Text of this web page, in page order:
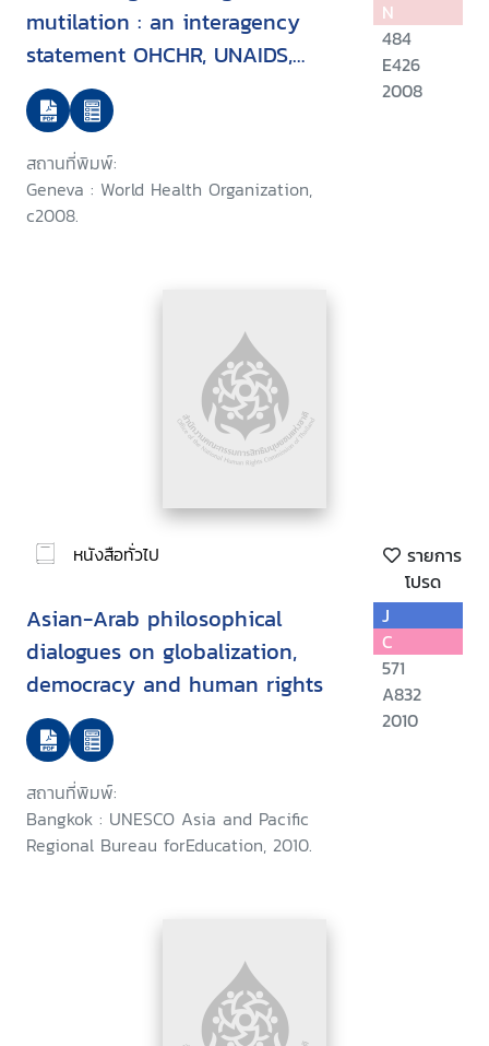
mutilation : an interagency
statement OHCHR, UNAIDS,
UNDP, UNECA, UNESCO, UNFPA,
UNHCR,UNICEF, UNIFEM, WHO
สถานที่พิมพ์:
Geneva : World Health Organization,
c2008.
N
484
E426
2008
หนังสือทั่วไป
รายการ
โปรด
Asian-Arab philosophical
dialogues on globalization,
democracy and human rights
สถานที่พิมพ์:
Bangkok : UNESCO Asia and Pacific
Regional Bureau forEducation, 2010.
J
C
571
A832
2010